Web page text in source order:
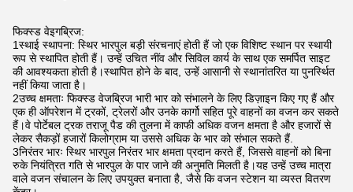
फिक्स्ड वेइगब्रिज:
1स्थाई स्थापना: स्थिर भारपुल बड़ी संरचनाएं होती हैं जो एक विशिष्ट स्थान पर स्थायी
रूप से स्थापित होती हैं। उन्हें उचित नींव और सिविल कार्य के साथ एक समर्पित साइट
की आवश्यकता होती है।स्थापित होने के बाद, उन्हें आसानी से स्थानांतरित या पुनर्स्थित
नहीं किया जाता है।
2उच्च क्षमताः फिक्स्ड वेजब्रिज भारी भार को संभालने के लिए डिज़ाइन किए गए हैं और
एक ही ऑपरेशन में ट्रकों, ट्रेलरों और उनके कार्गो सहित पूरे वाहनों का वजन कर सकते
हैं।वे पोर्टेबल ट्रक तराजू पैड की तुलना में काफी अधिक वजन क्षमता है और हजारों से
लेकर सैकड़ों हजारों किलोग्राम या उससे अधिक के भार को संभाल सकते हैं.
3निरंतर भारः स्थिर भारपुल निरंतर भार क्षमता प्रदान करते हैं, जिससे वाहनों को बिना
रुके नियंत्रित गति से भारपुल के पार जाने की अनुमति मिलती है।यह उन्हें उच्च मात्रा
वाले वजन संचालन के लिए उपयुक्त बनाता है, जैसे कि वजन स्टेशन या व्यस्त वितरण